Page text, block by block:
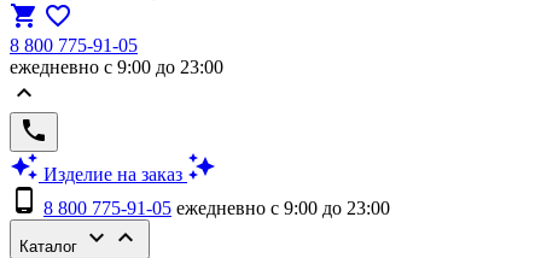
shopping_cart favorite_border
8 800 775-91-05
ежедневно с 9:00 до 23:00
keyboard_arrow_up
phone
auto_awesome Изделие на заказ auto_awesome
phone_android 8 800 775-91-05 ежедневно с 9:00 до 23:00
Каталог keyboard_arrow_down keyboard_arrow_up